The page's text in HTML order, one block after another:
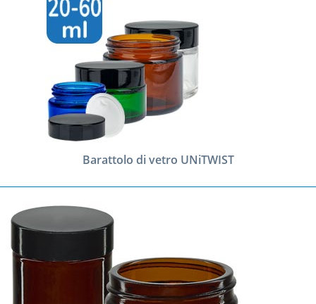
Barattolo di vetro UNiTWIST
(5)